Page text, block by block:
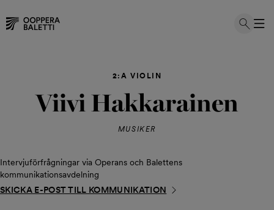
2:A VIOLIN
Viivi Hakkarainen
MUSIKER
Intervjuförfrågningar via Operans och Balettens
kommunikationsavdelning
SKICKA E-POST TILL KOMMUNIKATION